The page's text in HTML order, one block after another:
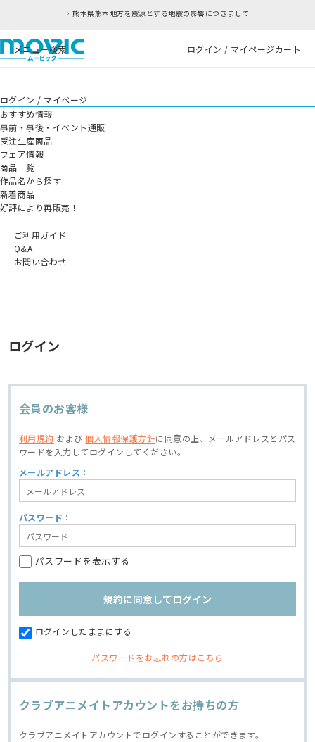
熊本県熊本地方を震源とする地震の影響につきまして
メニュー検索 ログイン / マイページカート
ログイン / マイページ
おすすめ情報
事前・事後・イベント通販
受注生産商品
フェア情報
商品一覧
作品名から探す
新着商品
好評により再販売！
ご利用ガイド
Q&A
お問い合わせ
ログイン
会員のお客様
利用規約 および個人情報保護方針に同意の上、
メールアドレスとパス
ワードを入力してログインしてください。
メールアドレス：
パスワード：
パスワードを表示する
ログインしたままにする
パスワードをお忘れの方はこちら
クラブアニメイトアカウントをお持ちの方
クラブアニメイトアカウントでログインすることができます。